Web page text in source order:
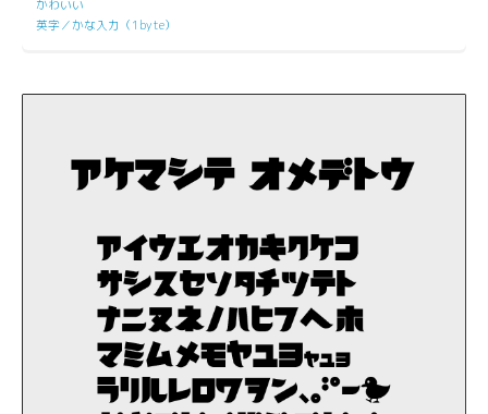
かわいい
英字／かな入力（1byte）